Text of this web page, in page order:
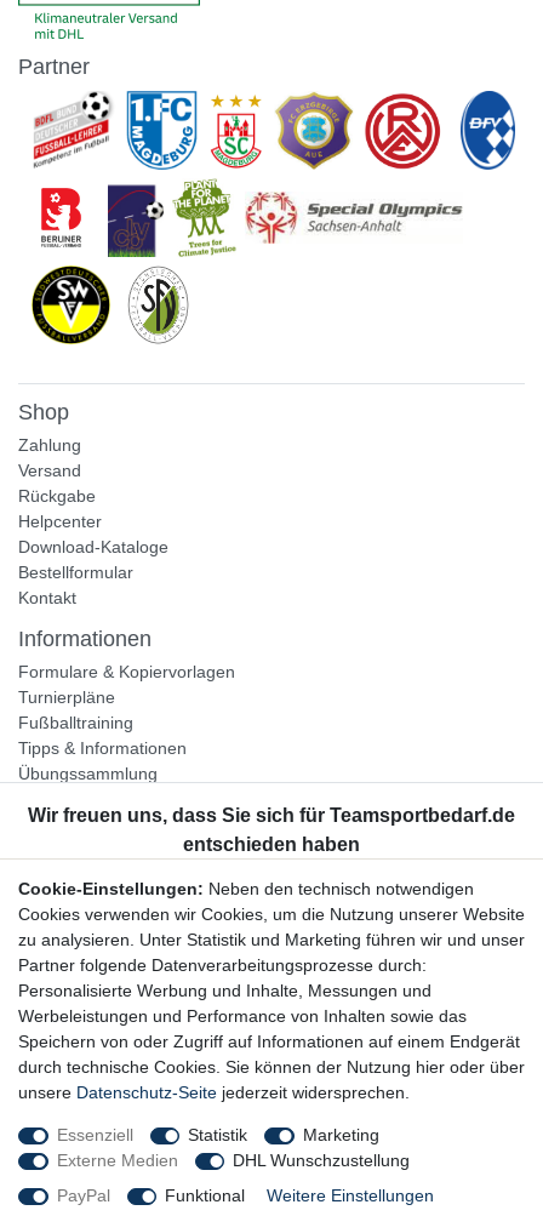
Partner
Shop
Zahlung
Versand
Rückgabe
Helpcenter
Download-Kataloge
Bestellformular
Kontakt
Informationen
Formulare & Kopiervorlagen
Turnierpläne
Fußballtraining
Tipps & Informationen
Übungssammlung
Unternehmen
Widerrufsrecht
Bestellung widerrufen
Datenschutzerklärung
AGB
Impressum
Newsletter
Newsletter-Anmeldung
Cookie-Einstellungen: Neben den technisch notwendigen
Cookies verwenden wir Cookies, um die Nutzung unserer Website
zu analysieren. Unter Statistik und Marketing führen wir und unser
Partner folgende Datenverarbeitungsprozesse durch:
Personalisierte Werbung und Inhalte, Messungen und
Werbeleistungen und Performance von Inhalten sowie das
Speichern von oder Zugriff auf Informationen auf einem Endgerät
durch technische Cookies. Sie können der Nutzung hier oder über
unsere Datenschutz-Seite jederzeit widersprechen.
Essenziell Statistik
Marketing
Externe Medien
DHL Wunschzustellung
PayPal
Funktional Weitere Einstellungen